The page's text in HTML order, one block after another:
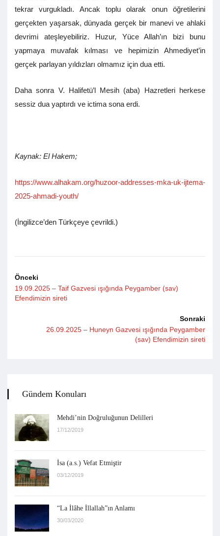
tekrar vurgukladı. Ancak toplu olarak onun öğretilerini
gerçekten yaşarsak, dünyada gerçek bir manevi ve ahlaki
devrimi ateşleyebiliriz. Huzur, Yüce Allah’ın bizi bunu
yapmaya muvafak kılması ve hepimizin Ahmediyet’in
gerçek parlayan yıldızları olmamız için dua etti.
Daha sonra V. Halifetü’l Mesih (aba) Hazretleri herkese
sessiz dua yaptırdı ve ictima sona erdi.
Kaynak: El Hakem;
https://www.alhakam.org/huzoor-addresses-mka-uk-ijtema-
2025-ahmadi-youth/
(İngilizce’den Türkçeye çevrildi.)
Önceki
19.09.2025 – Taif Gazvesi ışığında Peygamber (sav)
Efendimizin sireti
Sonraki
26.09.2025 – Huneyn Gazvesi ışığında Peygamber
(sav) Efendimizin sireti
Gündem Konuları
Mehdi’nin Doğruluğunun Delilleri
17/12/2019
İsa (a.s.) Vefat Etmiştir
03/12/2019
“La İlâhe İllallah”ın Anlamı
30/03/2020